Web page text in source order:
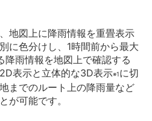
図上に降雨情報を重畳表示
に色分けし、1時間前から最大
降雨情報を地図上で確認する
表示と立体的な3D表示※1に切
までのルート上の降雨量など
が可能です。